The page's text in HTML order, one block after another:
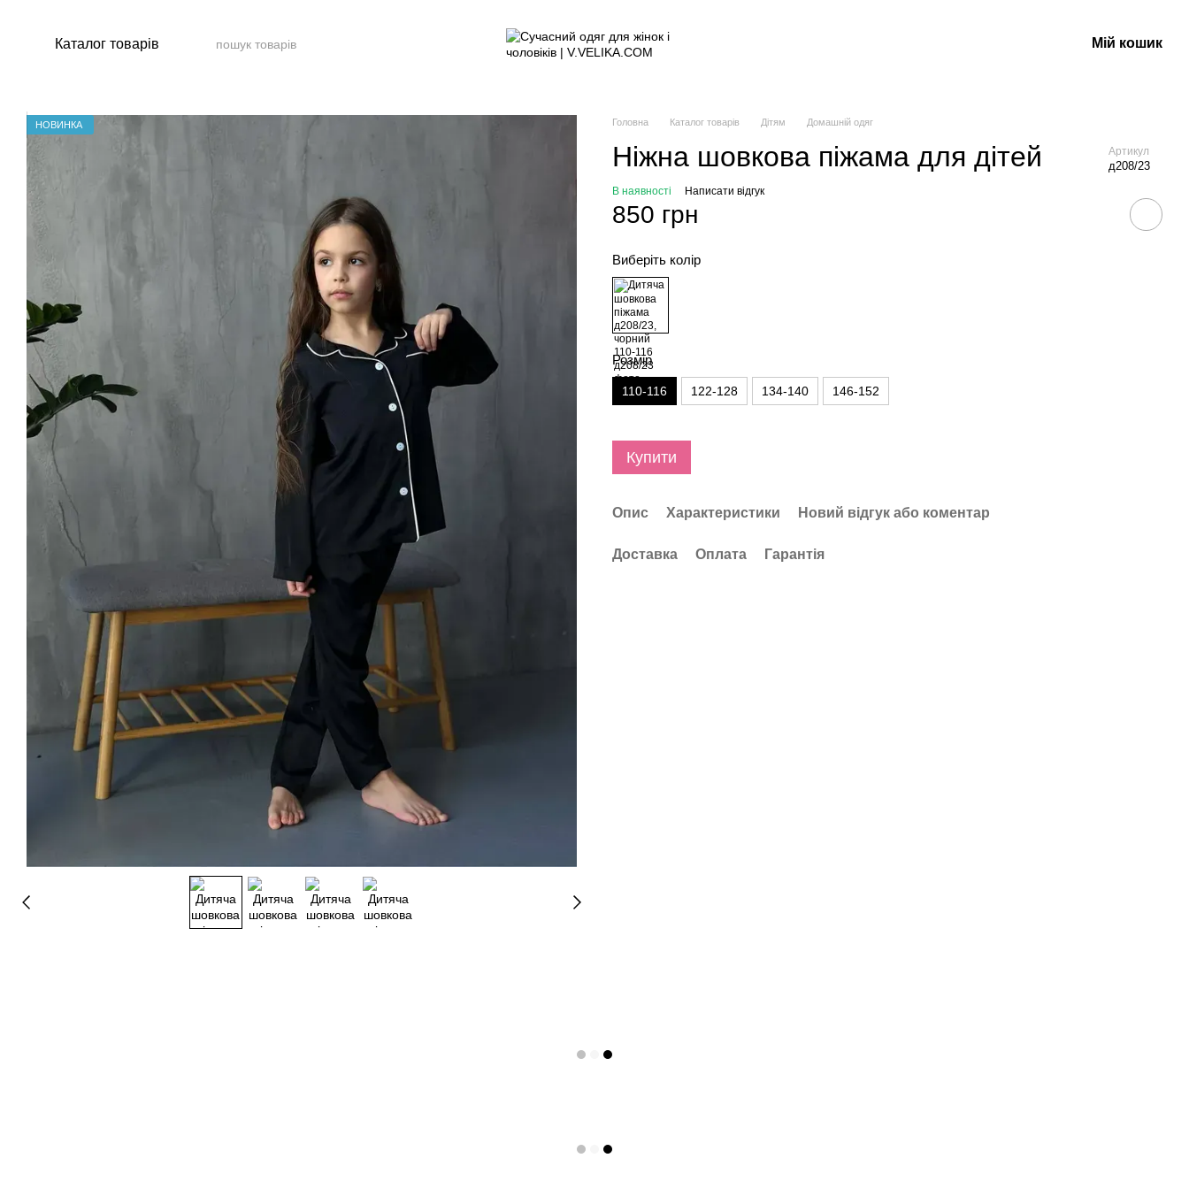
Каталог товарів Мій кошик
НОВИНКА Головна Каталог товарів Дітям Домашній одяг
Ніжна шовкова піжама для дітей Артикул
д208/23
В наявності Написати відгук
850 грн
Виберіть колір
Розмір
110-116 122-128 134-140 146-152
Купити
Опис Характеристики Новий відгук або коментар
Доставка Оплата Гарантія